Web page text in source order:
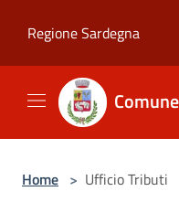
Regione Sardegna
Home > Ufficio Tributi